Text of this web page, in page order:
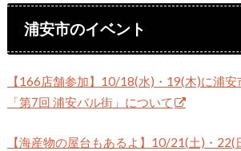
浦安市のイベント
【166店舗参加】10/18(水)・19(木)に浦安
「第7回 浦安バル街」について
【海産物の屋台もあるよ】10/21(土)・22(